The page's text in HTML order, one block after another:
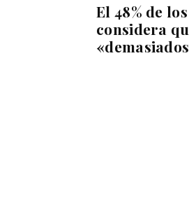
El 48% de
considera